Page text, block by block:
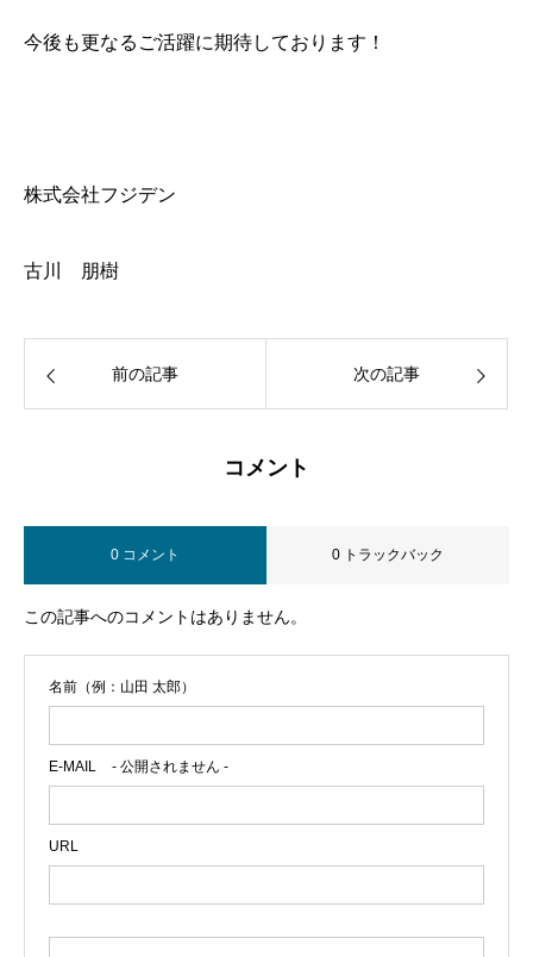
今後も更なるご活躍に期待しております！
株式会社フジデン
古川 朋樹
前の記事 次の記事
コメント
0 コメント 0 トラックバック
この記事へのコメントはありません。
名前（例：山田 太郎）
E-MAIL - 公開されません -
URL